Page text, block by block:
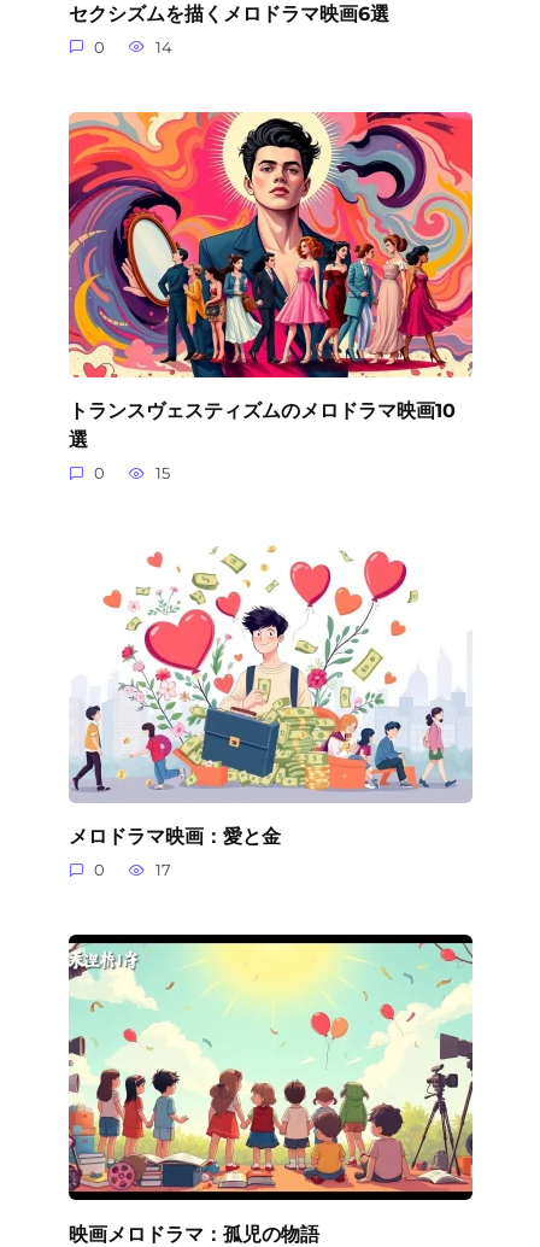
セクシズムを描くメロドラマ映画6選
0 14
トランスヴェスティズムのメロドラマ映画10
選
0 15
メロドラマ映画：愛と金
0 17
映画メロドラマ：孤児の物語